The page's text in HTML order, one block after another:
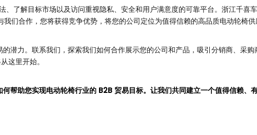
、了解目标市场以及访问重视隐私、安全和用户满意度的可靠平台。浙江千
们合作，您将获得竞争优势，将您的公司定位为值得信赖的高品质电动轮椅供
潜力。联系我们，探索我们如何合作展示您的公司和产品，吸引分销商、采
这里开始。
帮助您实现电动轮椅行业的 B2B 贸易目标。让我们共同建立一个值得信赖、